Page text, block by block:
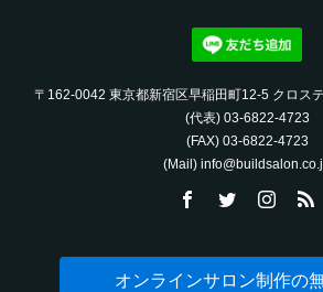
〒162-0042 東京都新宿区早稲田町12-5 クロス
(代表) 03-6822-4723‬
(FAX) 03-6822-4723‬
(Mail)
オンラインサロン制作の